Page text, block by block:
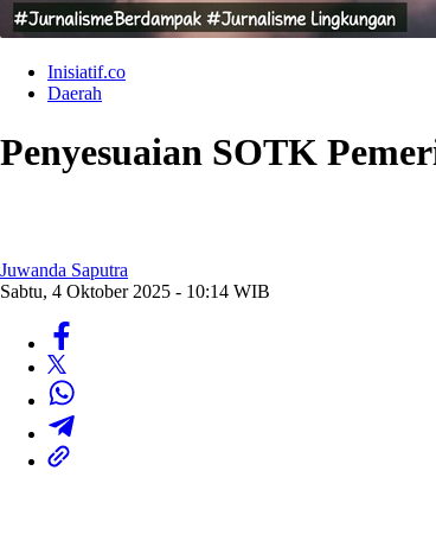
Inisiatif.co
Daerah
Penyesuaian SOTK
Juwanda Saputra
Sabtu, 4 Oktober 2025 - 10:14 WIB